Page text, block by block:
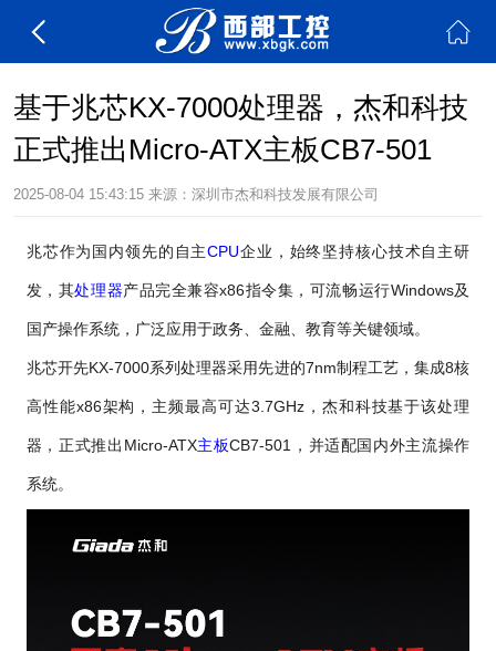
基于兆芯KX-7000处理器，杰和科技
正式推出Micro-ATX主板CB7-501
2025-08-04 15:43:15 来源： 深圳市杰和科技发展有限公司
兆芯作为国内领先的自主CPU企业，始终坚持核心技术自主研
发，其处理器产品完全兼容x86指令集，可流畅运行Windows及
国产操作系统，广泛应用于政务、金融、教育等关键领域。
兆芯开先KX-7000系列处理器采用先进的7nm制程工艺，集成8核
高性能x86架构，主频最高可达3.7GHz，杰和科技基于该处理
器，正式推出Micro-ATX主板CB7-501，并适配国内外主流操作
系统。